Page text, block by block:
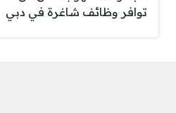
توافر وظائف شاغرة في دبي